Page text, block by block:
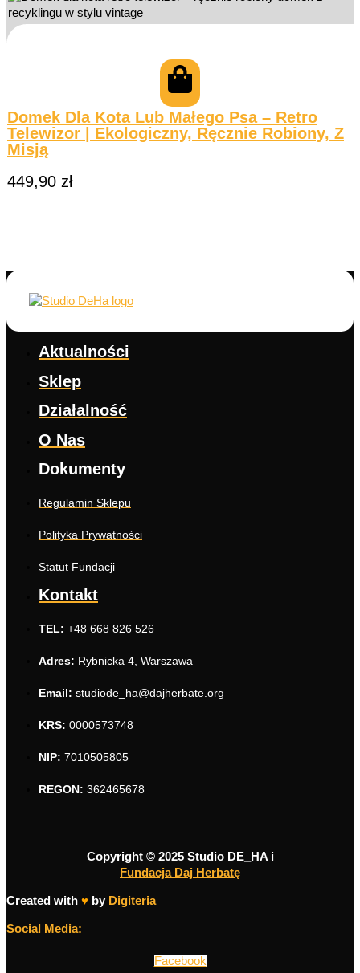
Domek Dla Kota Lub Małego Psa – Retro
Telewizor | Ekologiczny, Ręcznie Robiony, Z
Misją
449,90 zł
Aktualności
Sklep
Działalność
O Nas
Dokumenty
Regulamin Sklepu
Polityka Prywatności
Statut Fundacji
Kontakt
TEL: +48 668 826 526
Adres: Rybnicka 4, Warszawa
Email: studiode_ha@dajherbate.org
KRS: 0000573748
NIP: 7010505805
REGON: 362465678
Copyright © 2025 Studio DE_HA i
Fundacja Daj Herbatę
Created with ♥ by Digiteria
Social Media:
Facebook